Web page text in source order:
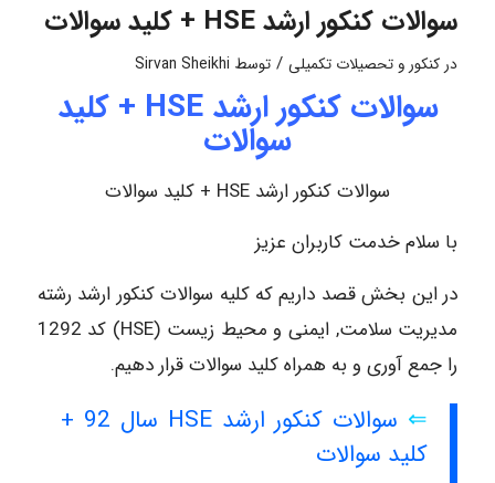
سوالات کنکور ارشد HSE + کلید سوالات
درکنکور و تحصیلات تکمیلی / توسط Sirvan Sheikhi
سوالات کنکور ارشد HSE + کلید
سوالات
سوالات کنکور ارشد HSE + کلید سوالات
با سلام خدمت کاربران عزیز
در این بخش قصد داریم که کلیه سوالات کنکور ارشد رشته
مدیریت سلامت, ایمنی و محیط زیست (HSE) کد 1292
را جمع آوری و به همراه کلید سوالات قرار دهیم.
⇐
سوالات کنکور ارشد HSE سال 92 +
کلید سوالات